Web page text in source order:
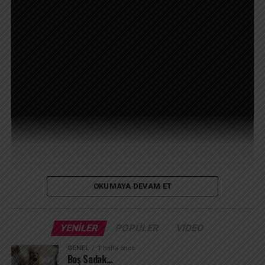
Bu videoda, yaklaşık 200 yıllık tarihi Küçük Köşk’ü
keşfediyoruz.
Köşkün mimarisi, atmosferi ve detayları gerçekten
OKUMAYA DEVAM ET
YENILER POPÜLER VIDEO
GENEL 1 hafta önce
Boş Sadak…